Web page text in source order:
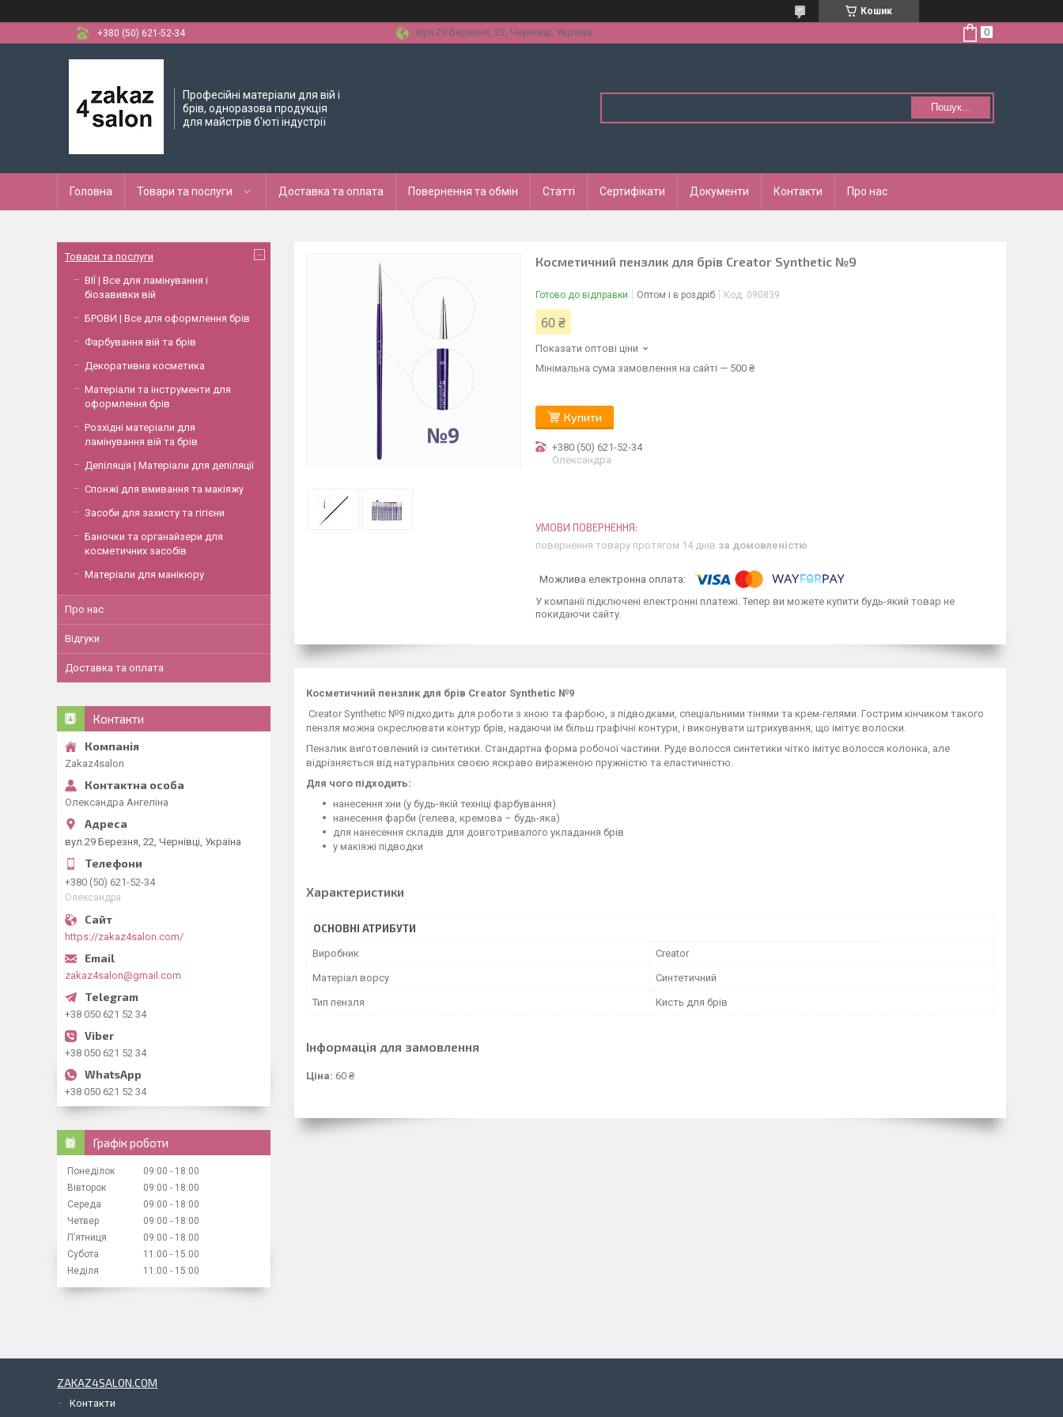
Кошик
+380 (50) 621-52-34
вул.29 Березня, 22, Чернівці, Україна
Професійні матеріали для вій і
брів, одноразова продукція
для майстрів б'юті індустрії
Пошук...
Головна Товари та послуги Доставка та оплата Повернення та обмін Статті Сертифікати Документи Контакти Про нас
Косметичний пензлик для брів Creator Synthetic №9
Готово до відправки Оптом і в роздріб Код: 090839
60 ₴
Показати оптові ціни
Мінімальна сума замовлення на сайті — 500 ₴
Купити
+380 (50) 621-52-34
Олександра
повернення товару протягом 14 днів за домовленістю
У компанії підключені електронні платежі. Тепер ви можете купити будь-який товар не
покидаючи сайту.
Косметичний пензлик для брів Creator Synthetic №9
Creator Synthetic №9 підходить для роботи з хною та фарбою, з підводками, спеціальними тінями та крем-гелями. Гострим кінчиком такого
пензля можна окреслювати контур брів, надаючи їм більш графічні контури, і виконувати штрихування, що імітує волоски.
Пензлик виготовлений із синтетики. Стандартна форма робочої частини. Руде волосся синтетики чітко імітує волосся колонка, але
відрізняється від натуральних своєю яскраво вираженою пружністю та еластичністю.
Для чого підходить:
нанесення хни (у будь-якій техніці фарбування)
нанесення фарби (гелева, кремова – будь-яка)
для нанесення складів для довготривалого укладання брів
у макіяжі підводки
Характеристики
ОСНОВНІ АТРИБУТИ
Виробник Creator
Матеріал ворсу Синтетичний
Тип пензля Кисть для брів
Інформація для замовлення
Ціна: 60 ₴
Товари та послуги
ВІЇ | Все для ламінування і
біозавивки вій
БРОВИ | Все для оформлення брів
Фарбування вій та брів
Декоративна косметика
Матеріали та інструменти для
оформлення брів
Розхідні матеріали для
ламінування вій та брів
Депіляція | Матеріали для депіляції
Спонжі для вмивання та макіяжу
Засоби для захисту та гігієни
Баночки та органайзери для
косметичних засобів
Матеріали для манікюру
Про нас
Відгуки
Доставка та оплата
Контакти
Zakaz4salon
Олександра Ангеліна
вул.29 Березня, 22, Чернівці, Україна
+380 (50) 621-52-34
Олександра
https://zakaz4salon.com/
zakaz4salon@gmail.com
+38 050 621 52 34
+38 050 621 52 34
+38 050 621 52 34
Графік роботи
Понеділок 09:00
18:00
Вівторок
09:00
18:00
Середа
09:00
18:00
Четвер
09:00
18:00
Пʼятниця
09:00
18:00
Субота
11:00
15:00
Неділя
11:00 15:00
ZAKAZ4SALON.COM
Контакти